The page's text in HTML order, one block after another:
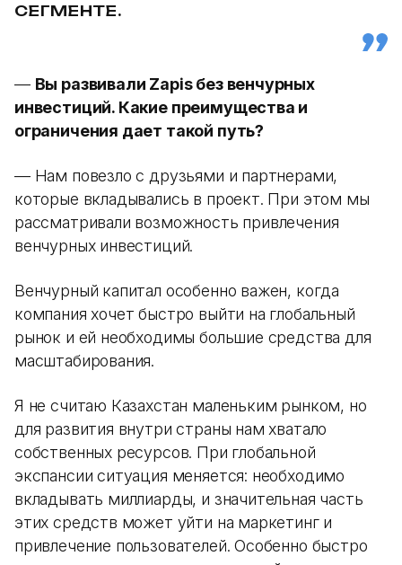
СЕГМЕНТЕ.
— Вы развивали Zapis без венчурных
инвестиций. Какие преимущества и
ограничения дает такой путь?
— Нам повезло с друзьями и партнерами,
которые вкладывались в проект. При этом мы
рассматривали возможность привлечения
венчурных инвестиций.
Венчурный капитал особенно важен, когда
компания хочет быстро выйти на глобальный
рынок и ей необходимы большие средства для
масштабирования.
Я не считаю Казахстан маленьким рынком, но
для развития внутри страны нам хватало
собственных ресурсов. При глобальной
экспансии ситуация меняется: необходимо
вкладывать миллиарды, и значительная часть
этих средств может уйти на маркетинг и
привлечение пользователей. Особенно быстро